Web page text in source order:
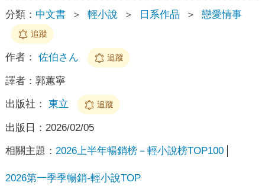
分類： 中文書 ＞ 輕小說 ＞ 日系作品 ＞ 戀愛情事
追蹤
作者： 佐伯さん 追蹤
譯者： 郭蕙寧
出版社： 東立 追蹤
出版日： 2026/02/05
相關主題： 2026上半年暢銷榜－輕小說榜TOP100
2026第一季季暢銷-輕小說TOP